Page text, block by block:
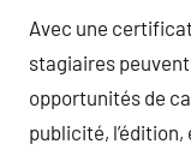
Avec une
stagiaires
opportunités de
publicité,